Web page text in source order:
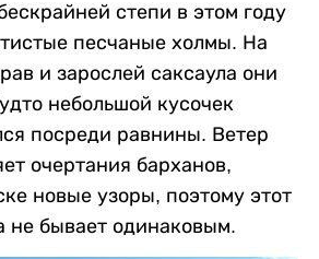
степи в этом году
песчаные холмы. На
и зарослей саксаула они
небольшой кусочек
посреди равнины. Ветер
очертания барханов,
новые узоры, поэтому этот
не бывает одинаковым.